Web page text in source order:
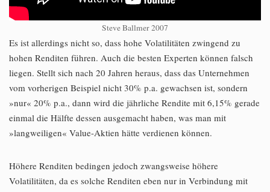
Steve Ballmer 2007
Es ist allerdings nicht so, dass hohe Volatilitäten zwingend zu
hohen Renditen führen. Auch die besten Experten können falsch
liegen. Stellt sich nach 20 Jahren heraus, dass das Unternehmen
vom vorherigen Beispiel nicht 30% p.a. gewachsen ist, sondern
»nur« 20% p.a., dann wird die jährliche Rendite mit 6,15% gerade
einmal die Hälfte dessen ausgemacht haben, was man mit
»langweiligen« Value-Aktien hätte verdienen können.
Höhere Renditen bedingen jedoch zwangsweise höhere
Volatilitäten, da es solche Renditen eben nur in Verbindung mit